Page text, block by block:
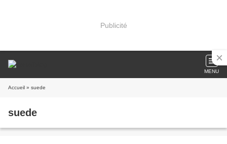
Publicité
MENU
Accueil » suede
suede